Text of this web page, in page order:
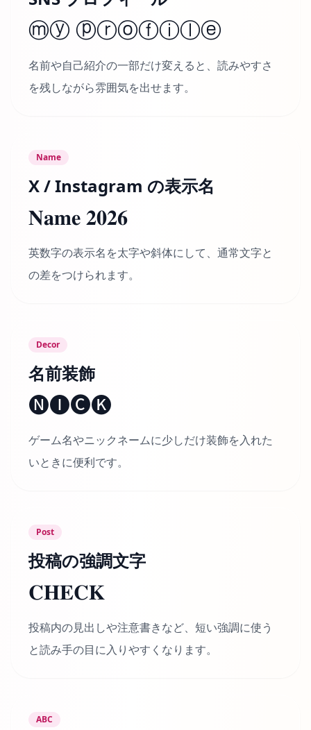
ⓜⓨ ⓟⓡⓞⓕⓘⓛⓔ
名前や自己紹介の一部だけ変えると、読みやすさ
を残しながら雰囲気を出せます。
Name
X / Instagram の表示名
𝐍𝐚𝐦𝐞 𝟐𝟎𝟐𝟔
英数字の表示名を太字や斜体にして、通常文字と
の差をつけられます。
Decor
名前装飾
🅝🅘🅒🅚
ゲーム名やニックネームに少しだけ装飾を入れた
いときに便利です。
Post
投稿の強調文字
𝐂𝐇𝐄𝐂𝐊
投稿内の見出しや注意書きなど、短い強調に使う
と読み手の目に入りやすくなります。
ABC